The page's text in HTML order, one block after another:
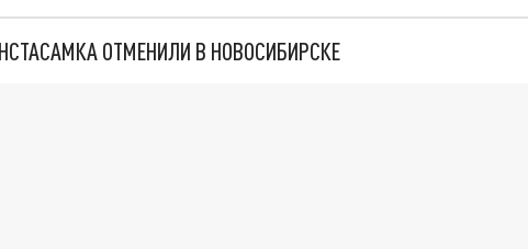
ОТМЕНИЛИ В НОВОСИБИРСКЕ